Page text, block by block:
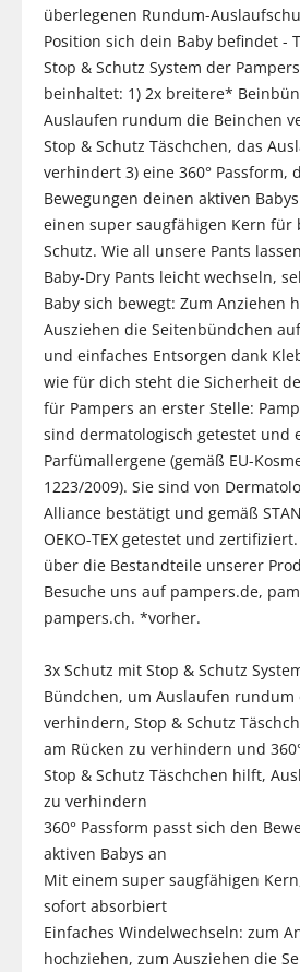
überlegenen Rundum-
Position sich dein Baby befindet -
Stop & Schutz System der
beinhaltet: 1) 2x breitere*
Auslaufen rundum die Beinchen
Stop & Schutz Täschchen, das
verhindert 3) eine 360° Passform,
Bewegungen deinen aktiven
einen super saugfähigen Kern für
Schutz. Wie all unsere Pants
Baby-Dry Pants leicht wechseln,
Baby sich bewegt: Zum Anziehen
Ausziehen die Seitenbündchen
und einfaches Entsorgen dank
wie für dich steht die Sicherheit
für Pampers an erster Stelle:
sind dermatologisch getestet und
Parfümallergene (gemäß EU-
1223/2009). Sie sind von
Alliance bestätigt und gemäß
OEKO-TEX getestet und
über die Bestandteile unserer
Besuche uns auf pampers.de,
pampers.ch. *vorher.
3x Schutz mit Stop & Schutz
Bündchen, um Auslaufen rundum
verhindern, Stop & Schutz
am Rücken zu verhindern und
Stop & Schutz Täschchen hilft,
zu verhindern
360° Passform passt sich den
aktiven Babys an
Mit einem super saugfähigen
sofort absorbiert
Einfaches Windelwechseln: zum
hochziehen, zum Ausziehen die